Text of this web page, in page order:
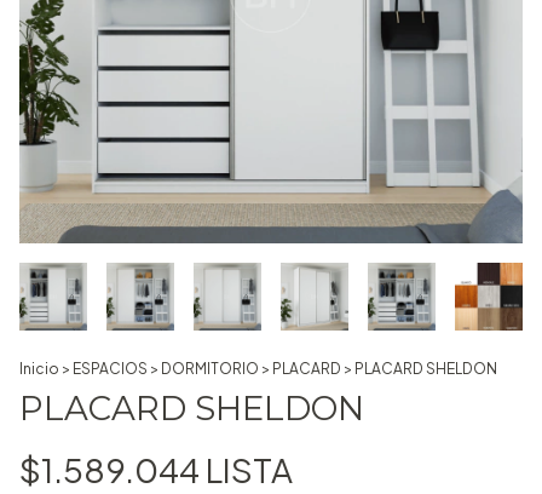
Inicio > ESPACIOS > DORMITORIO > PLACARD > PLACARD SHELDON
PLACARD SHELDON
$1.589.044